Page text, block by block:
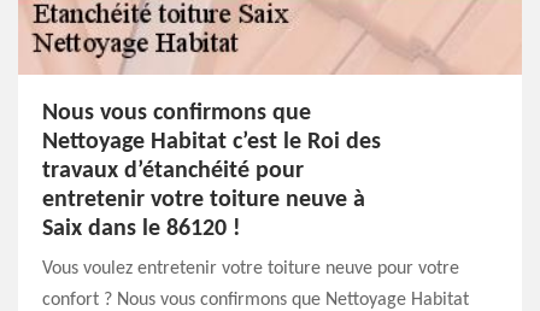
Nous vous confirmons que
Nettoyage Habitat c’est le Roi des
travaux d’étanchéité pour
entretenir votre toiture neuve à
Saix dans le 86120 !
Vous voulez entretenir votre toiture neuve pour votre
confort ? Nous vous confirmons que Nettoyage Habitat